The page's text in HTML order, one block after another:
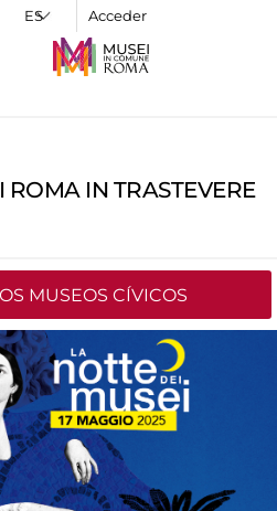
Acceder
ROMA IN TRASTEVERE
MUSEOS CÍVICOS